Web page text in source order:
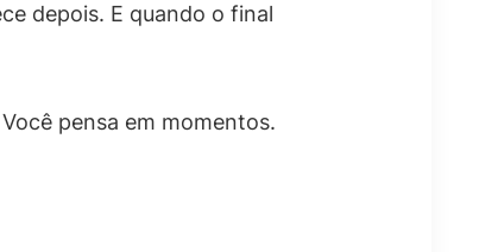
depois. E quando o final
pensa em momentos.